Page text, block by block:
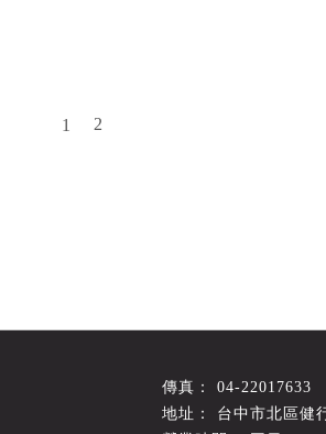
1 2
04-22017633
台中市北區健